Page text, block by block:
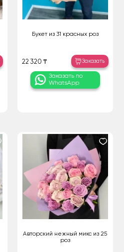
Букет из 31 красных роз
22 320 ₸ Заказать
Заказать по
WhatsApp
Авторский нежный микс из 25
роз